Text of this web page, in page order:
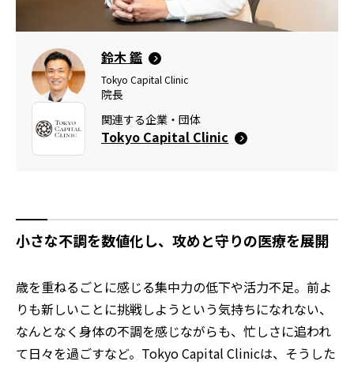
鈴木 鑑
Tokyo Capital Clinic
院長
関連する企業・団体
Tokyo Capital Clinic
小さな不調を数値化し、攻めと守りの医療を展開
歳を重ねるごとに感じる集中力の低下や活力不足。前よ
りも新しいことに挑戦しようという気持ちになれない、
なんとなく身体の不調を感じながらも、忙しさに追われ
て日々を過ごすなど。Tokyo Capital Clinicは、そうした